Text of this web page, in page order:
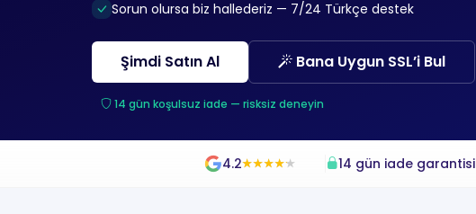
Sorun olursa biz hallederiz — 7/24 Türkçe destek
Şimdi Satın Al Bana Uygun SSL’i Bul
14 gün koşulsuz iade — risksiz deneyin
4.2★
★★
★★
★★
★★
★ 14 gün iade garantisi